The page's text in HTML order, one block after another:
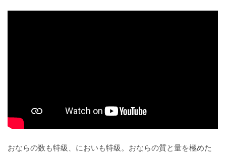
おならの数も特級、においも特級。おならの質と量を極めた